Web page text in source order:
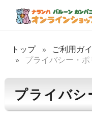
トップ ご利用ガ
プライバシー・
プライバシ